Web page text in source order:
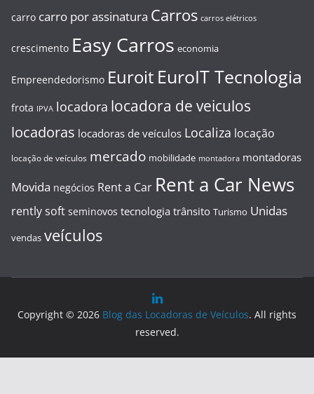
carro carro por assinatura Carros carros elétricos
crescimento Easy Carros economia
Empreendedorismo Euroit EuroIT Tecnologia
frota IPVA locadora locadora de veiculos
locadoras locadoras de veículos Localiza locação
locação de veículos mercado mobilidade montadora montadoras
Movida negócios Rent a Car Rent a Car News
rently soft seminovos tecnologia trânsito Turismo Unidas
vendas veículos
Copyright © 2026 Blog das Locadoras de Veículos. All rights
reserved.